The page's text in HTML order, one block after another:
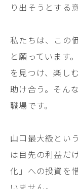
り出そうとする
私たちは、この
と願っています
を見つけ、楽し
助け合う。そん
職場です。
山口最大級とい
は目先の利益だ
化」への投資を